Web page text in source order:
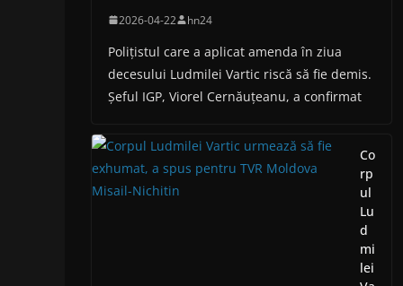
2026-04-22 hn24
Polițistul care a aplicat amenda în ziua
decesului Ludmilei Vartic riscă să fie demis.
Șeful IGP, Viorel Cernăuțeanu, a confirmat
Co
rp
ul
Lu
d
mi
lei